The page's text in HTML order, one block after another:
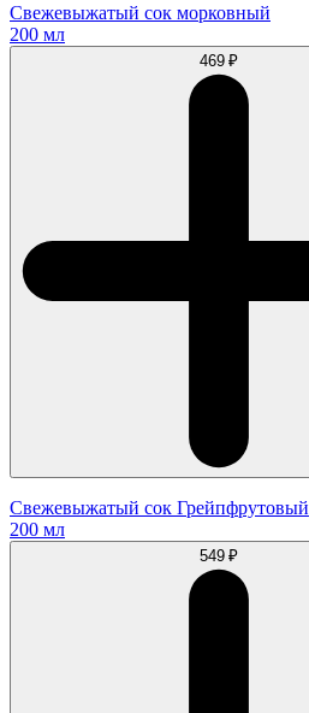
Свежевыжатый сок морковный
200 мл
469 ₽
Свежевыжатый сок Грейпфрутовый
200 мл
549 ₽